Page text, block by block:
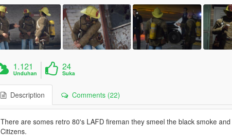
1.121
Unduhan
24
Suka
Description Comments (22)
There are somes retro 80's LAFD fireman they smeel the black smoke
Citizens.